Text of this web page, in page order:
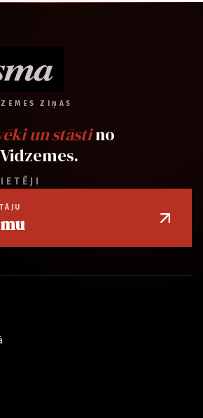
ZIŅAS
un stāstino